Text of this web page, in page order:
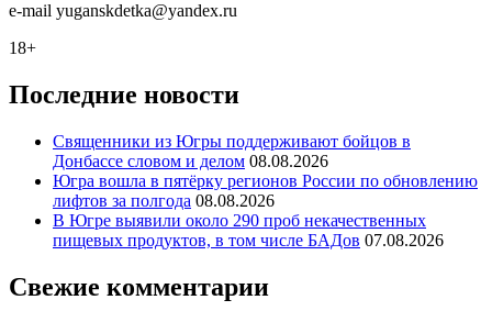
e-mail yuganskdetka@yandex.ru
18+
Последние новости
Священники из Югры поддерживают бойцов в
Донбассе словом и делом 08.08.2026
Югра вошла в пятёрку регионов России по обновлению
лифтов за полгода 08.08.2026
В Югре выявили около 290 проб некачественных
пищевых продуктов, в том числе БАДов 07.08.2026
Свежие комментарии